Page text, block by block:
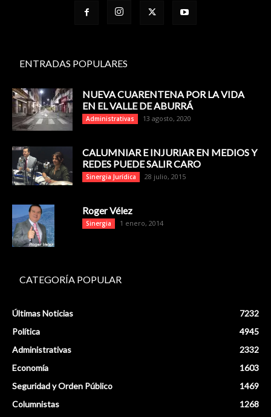
ENTRADAS POPULARES
NUEVA CUARENTENA POR LA VIDA
EN EL VALLE DE ABURRÁ
Administrativas 13 agosto, 2020
CALUMNIAR E INJURIAR EN MEDIOS Y
REDES PUEDE SALIR CARO
Sinergia Jurídica 28 julio, 2015
Roger Vélez
Sinergia 1 enero, 2014
CATEGORÍA POPULAR
Últimas Noticias
7232
Política
4945
Administrativas
2332
Economía
1603
Seguridad y Orden Público
1469
Columnistas
1268